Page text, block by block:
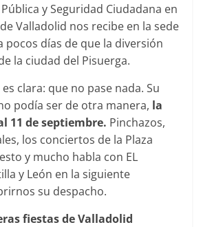
y Seguridad Ciudadana en
Valladolid nos recibe en la sede
pocos días de que la diversión
la ciudad del Pisuerga.
clara: que no pase nada. Su
podía ser de otra manera, la
11 de septiembre. Pinchazos,
los conciertos de la Plaza
y mucho habla con EL
y León en la siguiente
su despacho.
fiestas de Valladolid